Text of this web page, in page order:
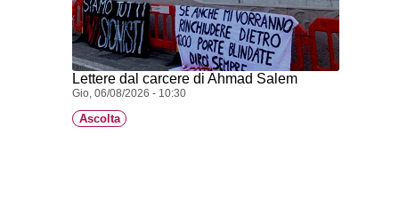
Lettere dal carcere di Ahmad Salem
Gio, 06/08/2026 - 10:30
Ascolta